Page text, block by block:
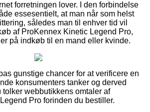
forretningen lover. I den forbindelse
essesentielt, at man når som helst
således man til enhver tid vil
af ProKennex Kinetic Legend Pro,
på indkøb til en mand eller kvinde.
gunstige chancer for at verificere en
konsumenters tanker og derved
tolker webbutikkens omtaler af
Pro forinden du bestiller.